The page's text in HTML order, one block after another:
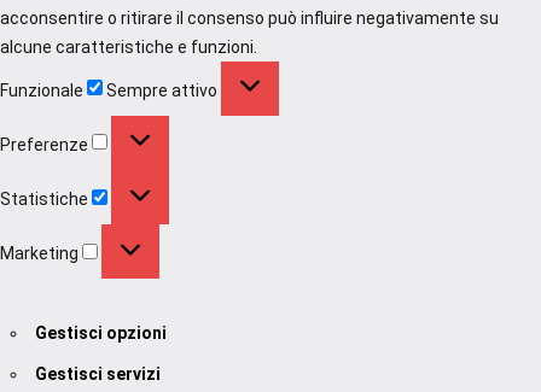
acconsentire o ritirare il consenso può influire negativamente su
alcune caratteristiche e funzioni.
Funzionale Sempre attivo
Preferenze
Statistiche
Marketing
Gestisci opzioni
Gestisci servizi